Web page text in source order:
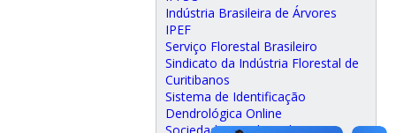
Indústria Brasileira de Árvores
IPEF
Serviço Florestal Brasileiro
Sindicato da Indústria Florestal de
Curitibanos
Sistema de Identificação
Dendrológica Online